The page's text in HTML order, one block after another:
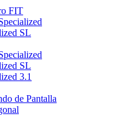
FIT
SL
SL
3.1
de Pantalla